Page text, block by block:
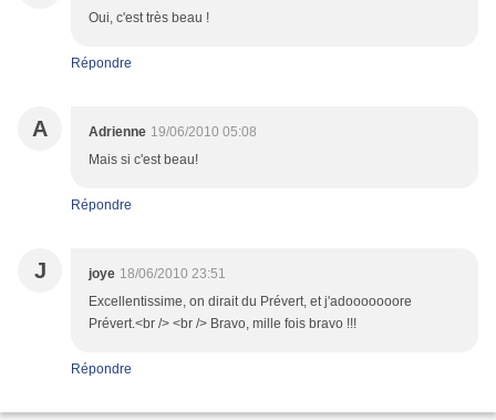
Oui, c'est très beau !
Répondre
A Adrienne 19/06/2010 05:08
Mais si c'est beau!
Répondre
J joye 18/06/2010 23:51
Excellentissime, on dirait du Prévert, et j'adooooooore
Prévert.<br /> <br /> Bravo, mille fois bravo !!!
Répondre